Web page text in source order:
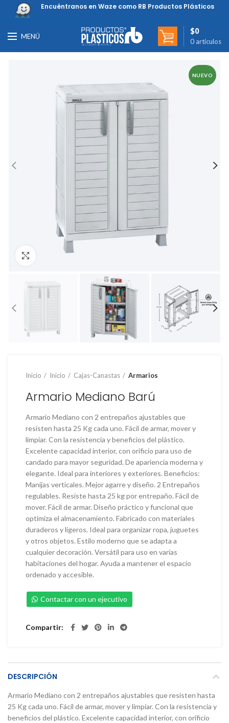
Encuéntranos en Waze como RB Productos Plásticos
MENÚ
0 artículos
$0
NUEVO
Clic para ampliar
Inicio Inicio Cajas-Canastas Armarios
Armario Mediano Barú
Armario Mediano con 2 entrepaños ajustables que
resisten hasta 25 Kg cada uno. Fácil de armar, mover y
limpiar. Con la resistencia y beneficios del plástico.
Excelente capacidad interior, con orificio para uso de
candado para mayor seguridad. De apariencia moderna y
elegante. Ideal para interiores y exteriores. Beneficios:
Manijas verticales. Mejor agarre y diseño. 2 Entrepaños
regulables. Resiste hasta 25 kg por entrepaño. Fácil de
mover. Fácil de armar. Diseño práctico y funcional que
optimiza el almacenamiento. Fabricado con materiales
duraderos y ligeros. Ideal para organizar ropa, juguetes
y otros objetos. Estilo moderno que se adapta a
cualquier decoración. Versátil para uso en varias
habitaciones del hogar. Ayuda a mantener el espacio
ordenado y accesible.
Contactar con un ejecutivo
Compartir
DESCRIPCIÓN
Armario Mediano con 2 entrepaños ajustables que resisten hasta
25 Kg cada uno. Fácil de armar, mover y limpiar. Con la resistencia y
beneficios del plástico. Excelente capacidad interior, con orificio